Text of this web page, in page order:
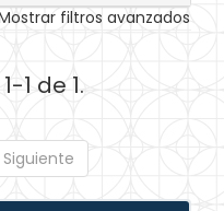
filtros avanzados
1 de 1.
Siguiente